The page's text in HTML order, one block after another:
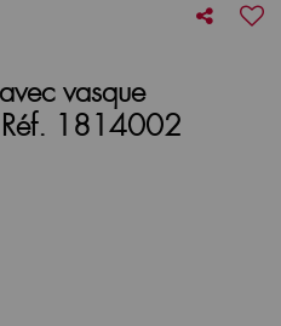
vasque
Réf. 1814002